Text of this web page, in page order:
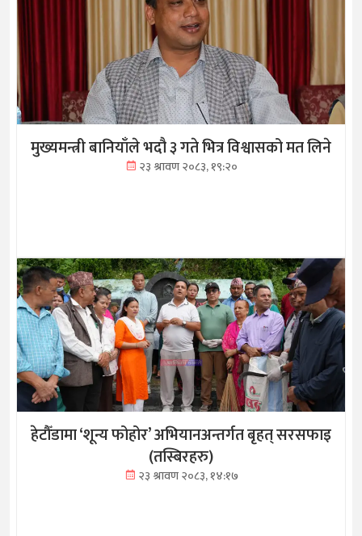
मुख्यमन्त्री बानियाँले भदौ ३ गते भित्र विश्वासको मत लिने
२३ श्रावण २०८३, १९:२०
हेटौँडामा ‘शून्य फोहोर’ अभियानअन्तर्गत बृहत् सरसफाइ
(तस्बिरहरु)
२३ श्रावण २०८३, १४:१७